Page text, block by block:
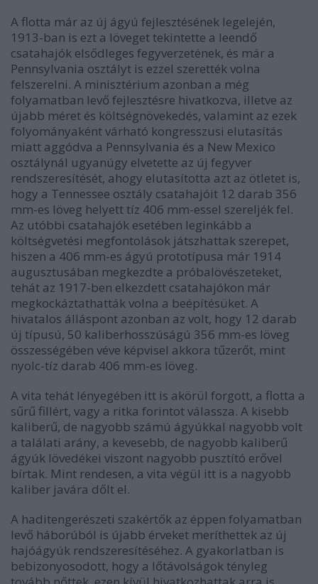
A flotta már az új ágyú fejlesztésének legelején,
1913-ban is ezt a löveget tekintette a leendő
csatahajók elsődleges fegyverzetének, és már a
Pennsylvania osztályt is ezzel szerették volna
felszerelni. A minisztérium azonban a még
folyamatban levő fejlesztésre hivatkozva, illetve az
újabb méret és költségnövekedés, valamint az ezek
folyományaként várható kongresszusi elutasítás
miatt aggódva a Pennsylvania és a New Mexico
osztálynál ugyanúgy elvetette az új fegyver
rendszeresítését, ahogy elutasította azt az ötletet is,
hogy a Tennessee osztály csatahajóit 12 darab 356
mm-es löveg helyett tíz 406 mm-essel szereljék fel.
Az utóbbi csatahajók esetében leginkább a
költségvetési megfontolások játszhattak szerepet,
hiszen a 406 mm-es ágyú prototípusa már 1914
augusztusában megkezdte a próbalövészeteket,
tehát az 1917-ben elkezdett csatahajókon már
megkockáztathatták volna a beépítésüket. A
hivatalos álláspont azonban az volt, hogy 12 darab
új típusú, 50 kaliberhosszúságú 356 mm-es löveg
összességében véve képvisel akkora tűzerőt, mint
nyolc-tíz darab 406 mm-es löveg.
A vita tehát lényegében itt is akörül forgott, a flotta a
sűrű fillért, vagy a ritka forintot válassza. A kisebb
kaliberű, de nagyobb számú ágyúkkal nagyobb volt
a találati arány, a kevesebb, de nagyobb kaliberű
ágyúk lövedékei viszont nagyobb pusztító erővel
bírtak. Mint rendesen, a vita végül itt is a nagyobb
kaliber javára dőlt el.
A haditengerészeti szakértők az éppen folyamatban
levő háborúból is újabb érveket meríthettek az új
hajóágyúk rendszeresítéséhez. A gyakorlatban is
bebizonyosodott, hogy a lőtávolságok tényleg